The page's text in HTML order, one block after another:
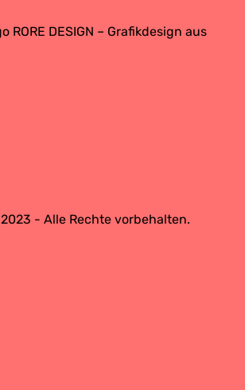
RORE DESIGN – Grafikdesign aus
2023 - Alle Rechte vorbehalten.